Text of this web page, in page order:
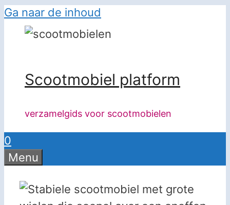
Ga naar de inhoud
Scootmobiel platform
verzamelgids voor scootmobielen
0
Menu